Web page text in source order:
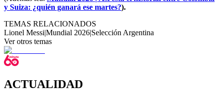
y Suiza: ¿quién ganará ese martes?).
TEMAS RELACIONADOS
Lionel Messi|Mundial 2026|Selección Argentina
Ver otros temas
ACTUALIDAD